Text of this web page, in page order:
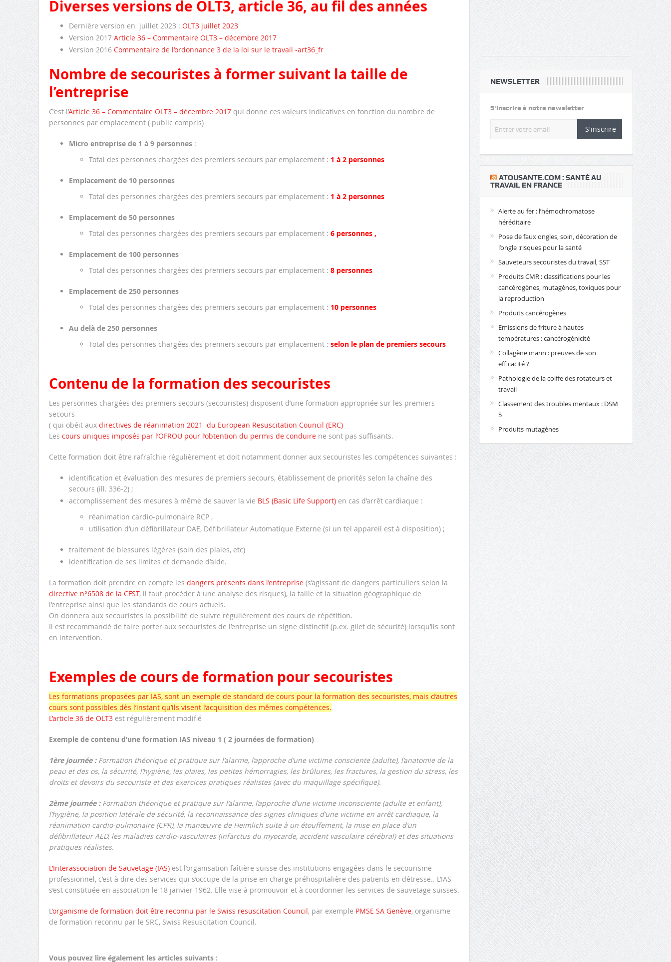
Diverses versions de OLT3, article 36, au fil des années
Dernière version en juillet 2023 : OLT3 juillet 2023
Version 2017 Article 36 – Commentaire OLT3 – décembre 2017
Version 2016 Commentaire de l’ordonnance 3 de la loi sur le travail -art36_fr
Nombre de secouristes à former suivant la taille de
l’entreprise
C’est l’Article 36 – Commentaire OLT3 – décembre 2017qui donne ces valeurs indicatives en fonction du nombre de
personnes par emplacement ( public compris)
Micro entreprise de 1 à 9 personnes:
Total des personnes chargées des premiers secours par emplacement : 1 à 2 personnes
Emplacement de 10 personnes
Total des personnes chargées des premiers secours par emplacement : 1 à 2 personnes
Emplacement de 50 personnes
Total des personnes chargées des premiers secours par emplacement : 6 personnes ,
Emplacement de 100 personnes
Total des personnes chargées des premiers secours par emplacement : 8 personnes
Emplacement de 250 personnes
Total des personnes chargées des premiers secours par emplacement : 10 personnes
Au delà de 250 personnes
Total des personnes chargées des premiers secours par emplacement : selon le plan de premiers secours
Contenu de la formation des secouristes
Les personnes chargées des premiers secours (secouristes) disposent d’une formation appropriée sur les premiers
secours
( qui obéit aux directives de réanimation 2021 du European Resuscitation Council (ERC)
Les cours uniques imposés par l’OFROU pour l’obtention du permis de conduirene sont pas suffisants.
Cette formation doit être rafraîchie régulièrement et doit notamment donner aux secouristes les compétences suivantes :
identification et évaluation des mesures de premiers secours, établissement de priorités selon la chaîne des
secours (ill. 336-2) ;
accomplissement des mesures à même de sauver la vie BLS (Basic Life Support) en cas d’arrêt cardiaque :
réanimation cardio-pulmonaire RCP ,
utilisation d’un défibrillateur DAE, Défibrillateur Automatique Externe (si un tel appareil est à disposition) ;
traitement de blessures légères (soin des plaies, etc)
identification de ses limites et demande d’aide.
La formation doit prendre en compte les dangers présents dans l’entreprise(s’agissant de dangers particuliers selon la
directive n°6508 de la CFST, il faut procéder à une analyse des risques), la taille et la situation géographique de
l’entreprise ainsi que les standards de cours actuels.
On donnera aux secouristes la possibilité de suivre régulièrement des cours de répétition.
Il est recommandé de faire porter aux secouristes de l’entreprise un signe distinctif (p.ex. gilet de sécurité) lorsqu’ils sont
en intervention.
Exemples de cours de formation pour secouristes
Les formations proposées par IAS, sont un exemple de standard de cours pour la formation des secouristes, mais d’autres
cours sont possibles dès l’instant qu’ils visent l’acquisition des mêmes compétences.
L’article 36 de OLT3est régulièrement modifié
Exemple de contenu d’une formation IAS niveau 1 ( 2 journées de formation)
1ère journée :Formation théorique et pratique sur l’alarme, l’approche d’une victime consciente (adulte), l’anatomie de la
peau et des os, la sécurité, l’hygiène, les plaies, les petites hémorragies, les brûlures, les fractures, la gestion du stress, les
droits et devoirs du secouriste et des exercices pratiques réalistes (avec du maquillage spécifique).
2ème journée :Formation théorique et pratique sur l’alarme, l’approche d’une victime inconsciente (adulte et enfant),
l’hygiène, la position latérale de sécurité, la reconnaissance des signes cliniques d’une victime en arrêt cardiaque, la
réanimation cardio-pulmonaire (CPR), la manœuvre de Heimlich suite à un étouffement, la mise en place d’un
défibrillateur AED, les maladies cardio-vasculaires (infarctus du myocarde, accident vasculaire cérébral) et des situations
pratiques réalistes.
L’Interassociation de Sauvetage (IAS)est l’organisation faîtière suisse des institutions engagées dans le secourisme
professionnel, c’est à dire des services qui s’occupe de la prise en charge préhospitalière des patients en détresse.. L’IAS
s’est constituée en association le 18 janvier 1962. Elle vise à promouvoir et à coordonner les services de sauvetage suisses.
L’organisme de formation doit être reconnu par le Swiss resuscitation Council, par exemple PMSE SA Genève, organisme
de formation reconnu par le SRC, Swiss Resuscitation Council.
Vous pouvez lire également les articles suivants :
NEWSLETTER
S'inscrire à notre newsletter
S'inscrire
​ATOUSANTE.COM : SANTÉ AU
TRAVAIL EN FRANCE
Alerte au fer : l’hémochromatose
héréditaire
Pose de faux ongles, soin, décoration de
l’ongle :risques pour la santé
Sauveteurs secouristes du travail, SST
Produits CMR : classifications pour les
cancérogènes, mutagènes, toxiques pour
la reproduction
Produits cancérogènes
Emissions de friture à hautes
températures : cancérogénicité
Collagène marin : preuves de son
efficacité ?
Pathologie de la coiffe des rotateurs et
travail
Classement des troubles mentaux : DSM
5
Produits mutagènes